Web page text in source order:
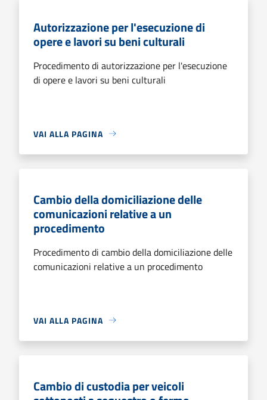
Autorizzazione per l'esecuzione di
opere e lavori su beni culturali
Procedimento di autorizzazione per l'esecuzione
di opere e lavori su beni culturali
VAI ALLA PAGINA
Cambio della domiciliazione delle
comunicazioni relative a un
procedimento
Procedimento di cambio della domiciliazione delle
comunicazioni relative a un procedimento
VAI ALLA PAGINA
Cambio di custodia per veicoli